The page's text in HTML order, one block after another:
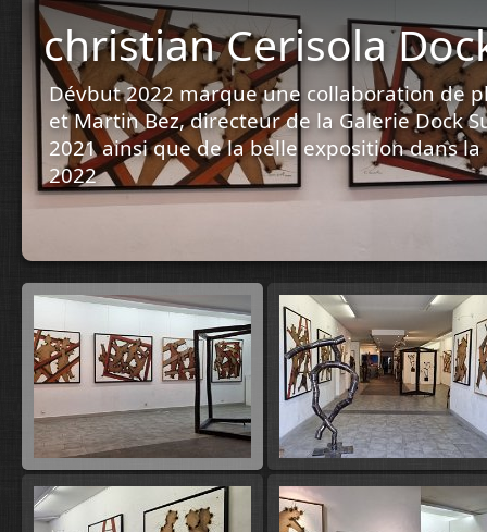
christian Cerisola
Dévbut 2022 marque une collaboration de
et Martin Bez, directeur de la Galerie Dock
2021 ainsi que de la belle exposition dans
2022